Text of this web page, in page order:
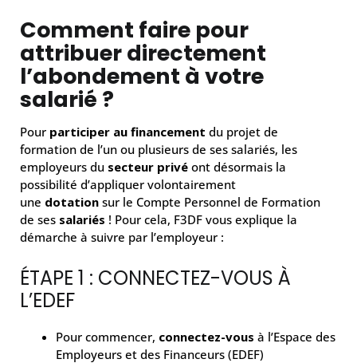
Comment faire pour
attribuer directement
l’abondement à votre
salarié ?
Pour participer au financement du projet de
formation de l’un ou plusieurs de ses salariés, les
employeurs du secteur privé ont désormais la
possibilité d’appliquer volontairement
une dotation sur le Compte Personnel de Formation
de ses salariés ! Pour cela, F3DF vous explique la
démarche à suivre par l’employeur :
ÉTAPE 1 : CONNECTEZ-VOUS À
L’EDEF
Pour commencer, connectez-vous à l’Espace des
Employeurs et des Financeurs (EDEF)